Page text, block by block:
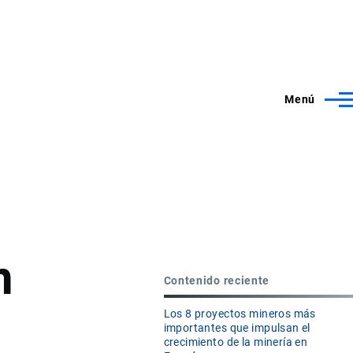
Menú
Contenido reciente
Los 8 proyectos mineros más
importantes que impulsan el
crecimiento de la minería en